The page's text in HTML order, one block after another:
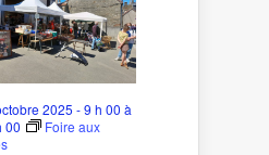
2025 - 9 h 00 à
00
Foire aux